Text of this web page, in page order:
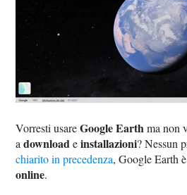
Vorresti usareGoogle Earthma non
adownloadeinstallazioni? Nessun
chiarito in precedenza, Google Earth
online.